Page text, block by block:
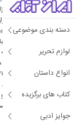
دسته بندی موضوعی
لوازم تحریر
انواع داستان
کتاب های برگزیده
جوایز ادبی
می‌باشد. مدتی نیز در
هنرهای زیبای دانشگاه
بازیگری در نقش مؤذن
در سینما می‌باشد.